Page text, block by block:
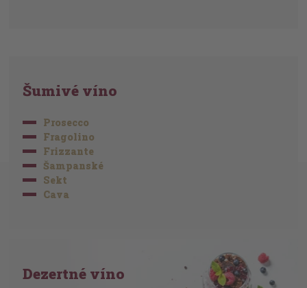
Šumivé víno
Prosecco
Fragolino
Frizzante
Šampanské
Sekt
Cava
Dezertné víno